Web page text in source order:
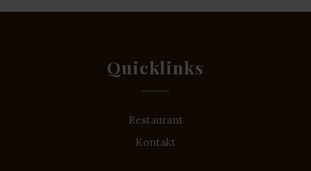
Quicklinks
Restaurant
Kontakt